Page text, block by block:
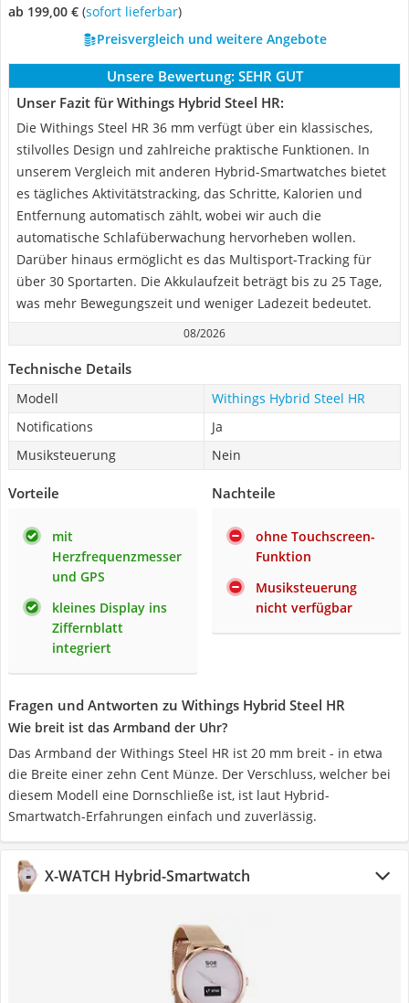
ab 199,00 € ( Sofort lieferbar)
Preisvergleich und weitere Angebote
Unsere Bewertung: SEHR GUT
Unser Fazit für Withings Hybrid Steel HR:
Die Withings Steel HR 36 mm verfügt über ein klassisches,
stilvolles Design und zahlreiche praktische Funktionen. In
unserem Vergleich mit anderen Hybrid-Smartwatches bietet
es tägliches Aktivitätstracking, das Schritte, Kalorien und
Entfernung automatisch zählt, wobei wir auch die
automatische Schlafüberwachung hervorheben wollen.
Darüber hinaus ermöglicht es das Multisport-Tracking für
über 30 Sportarten. Die Akkulaufzeit beträgt bis zu 25 Tage,
was mehr Bewegungszeit und weniger Ladezeit bedeutet.
08/2026
Technische Details
Modell
Withings Hybrid Steel HR
Notifications
Ja
Musiksteuerung
Nein
Vorteile
mit
Herzfrequenzmesser
und GPS
kleines Display ins
Ziffernblatt
integriert
Nachteile
ohne Touchscreen-
Funktion
Musiksteuerung
nicht verfügbar
Fragen und Antworten zu Withings Hybrid Steel HR
Wie breit ist das Armband der Uhr?
Das Armband der Withings Steel HR ist 20 mm breit - in etwa
die Breite einer zehn Cent Münze. Der Verschluss, welcher bei
diesem Modell eine Dornschließe ist, ist laut Hybrid-
Smartwatch-Erfahrungen einfach und zuverlässig.
X-WATCH Hybrid-Smartwatch